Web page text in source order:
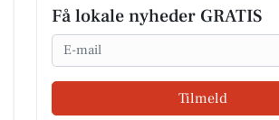
Få lokale nyheder GRATIS
Email
Tilmeld